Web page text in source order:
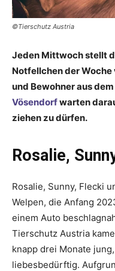
©Tierschutz Austria
Jeden Mittwoch stellt
Notfellchen der Woche
und Bewohner aus dem
Vösendorfwarten
ziehen zu dürfen.
Rosalie,
Rosalie, Sunny, Flecki
Welpen, die Anfang
einem Auto
Tierschutz Austria
knapp drei Monate
liebesbedürftig.